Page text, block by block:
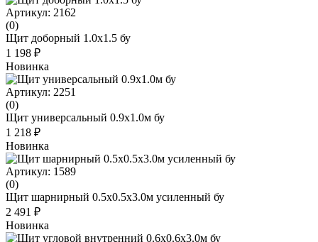
Артикул: 2162
(0)
Щит доборный 1.0x1.5 бу
1 198 ₽
Новинка
Артикул: 2251
(0)
Щит универсальный 0.9x1.0м бу
1 218 ₽
Новинка
Артикул: 1589
(0)
Щит шарнирный 0.5х0.5х3.0м усиленный бу
2 491 ₽
Новинка